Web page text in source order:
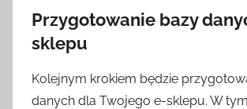
Przygotowanie bazy
sklepu
Kolejnym krokiem będzie
danych dla Twojego e-sklepu. W